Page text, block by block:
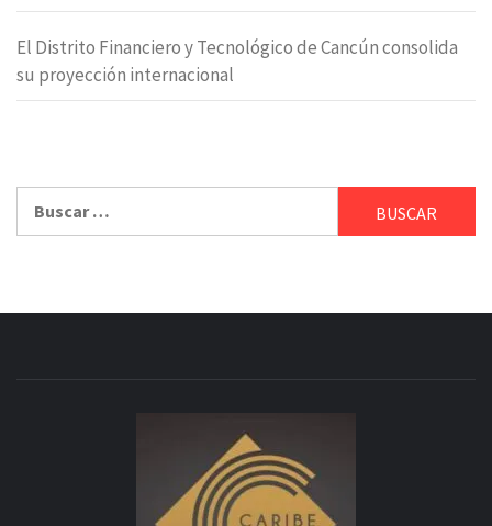
El Distrito Financiero y Tecnológico de Cancún consolida
su proyección internacional